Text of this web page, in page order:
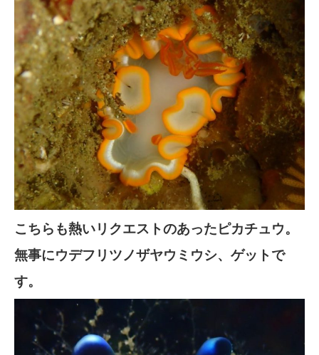
こちらも熱いリクエストのあったピカチュウ。
無事にウデフリツノザヤウミウシ、ゲットで
す。